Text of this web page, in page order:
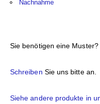
Nachnahme
Sie benötigen eine Muster?
Schreiben Sie uns bitte an.
Siehe andere produkte in